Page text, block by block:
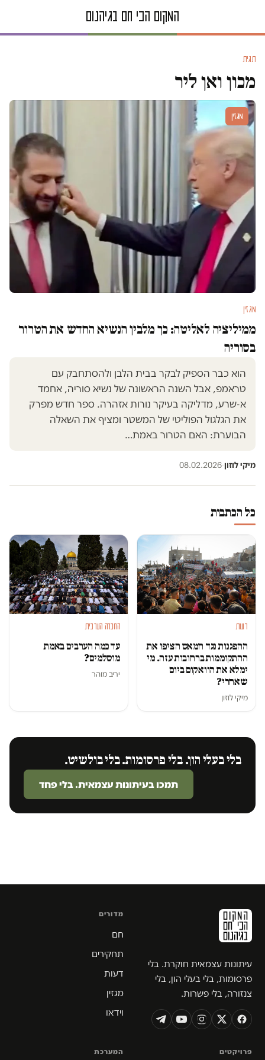
תגית
מכון ואן ליר
מגזין
מגזין
ממיליציה לאליטה: כך מלבין הנשיא החדש את הטרור
בסוריה
הוא כבר הספיק לבקר בבית הלבן ולהסתחבק עם
טראמפ, אבל השנה הראשונה של נשיא סוריה, אחמד
א-שרע, מדליקה בעיקר נורות אזהרה. ספר חדש מפרק
את הגלגול הפוליטי של המשטר ומציף את השאלה
הבוערת: האם הטרור באמת…
מיקי לוזון·
08.02.2026
כל הכתבות
דעות
ההפגנות נגד חמאס הציפו את
ההתקוממות ברחובות עזה. מי
ימלא את הוואקום ביום
שאחרי?
מיקי לוזון
החברה הערבית
עד כמה הערבים באמת
מוסלמים?
יריב מוהר
בלי בעלי הון. בלי פרסומות. בלי בולשיט.
תמכו בעיתונות עצמאית. בלי פחד
עיתונות עצמאית חוקרת. בלי
פרסומות, בלי בעלי הון, בלי
צנזורה, בלי פשרות.
מדורים
חם
תחקירים
דעות
מגזין
וידאו
פרויקטים המערכת